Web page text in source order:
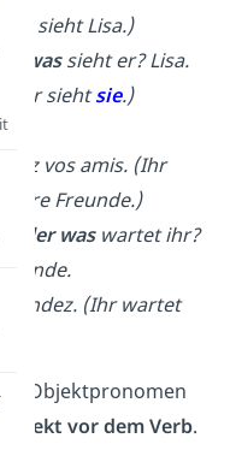
(Er sieht Lisa.)
wassieht er? Lisa.
(Er siehtsie.)
vos amis. (Ihr
Freunde.)
oder waswartet ihr?
attendez. (Ihr wartet
Objektpronomen
direkt vor dem Verb.